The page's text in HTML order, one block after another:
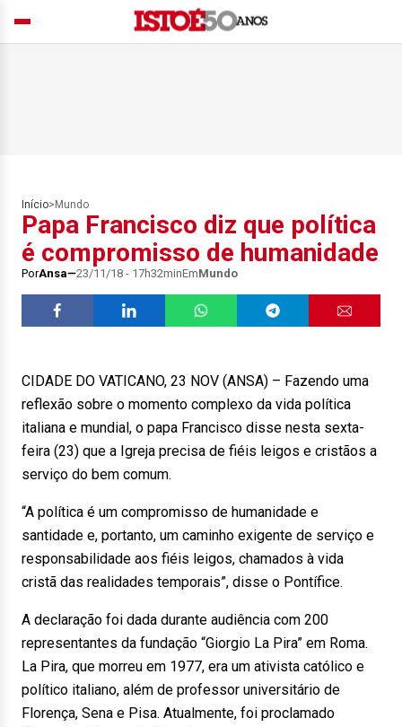
Início> Mundo
Papa Francisco diz que política
é compromisso de humanidade
PorAnsa 23/11/18 - 17h32minEmMundo
CIDADE DO VATICANO, 23 NOV (ANSA) – Fazendo uma
reflexão sobre o momento complexo da vida política
italiana e mundial, o papa Francisco disse nesta sexta-
feira (23) que a Igreja precisa de fiéis leigos e cristãos a
serviço do bem comum.
“A política é um compromisso de humanidade e
santidade e, portanto, um caminho exigente de serviço e
responsabilidade aos fiéis leigos, chamados à vida
cristã das realidades temporais”, disse o Pontífice.
A declaração foi dada durante audiência com 200
representantes da fundação “Giorgio La Pira” em Roma.
La Pira, que morreu em 1977, era um ativista católico e
político italiano, além de professor universitário de
Florença, Sena e Pisa. Atualmente, foi proclamado